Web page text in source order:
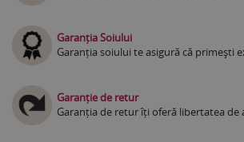
Garanția Soiului
Garanția soiului te asigură că primești
Garanție de retur
Garanția de retur îți oferă libertatea de